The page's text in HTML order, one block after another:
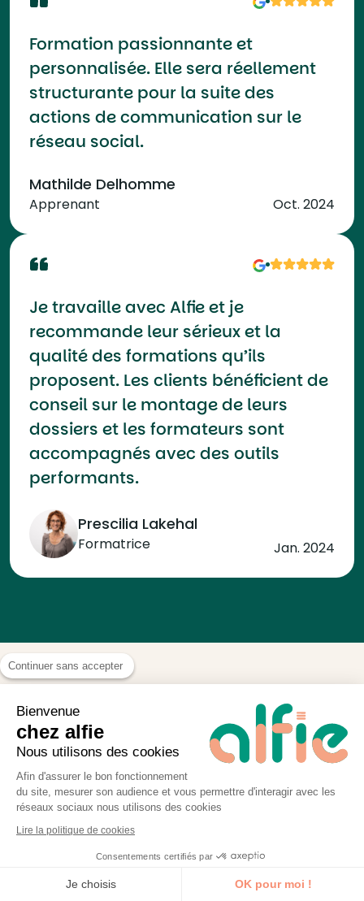
Formation passionnante et
personnalisée. Elle sera réellement
structurante pour la suite des
actions de communication sur le
réseau social.
Mathilde Delhomme
Apprenant Oct. 2024
Je travaille avec Alfie et je
recommande leur sérieux et la
qualité des formations qu’ils
proposent. Les clients bénéficient de
conseil sur le montage de leurs
dossiers et les formateurs sont
accompagnés avec des outils
performants.
Prescilia Lakehal
Formatrice Jan. 2024
Nos formations GA4 dans
les autres villes
Les villes plébiscitées par nos
Formation
4 Montpellier
Continuer sans accepter
Bienvenue
chez alfie
Nous utilisons des cookies
Afin d'assurer le bon fonctionnement
du site, mesurer son audience et vous permettre d'interagir avec les
réseaux sociaux nous utilisons des cookies
Lire la politique de cookies
Consentements certifiés par
Je choisis OK pour moi !